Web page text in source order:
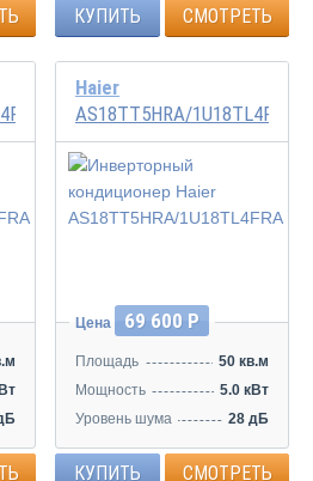
КУПИТЬ СМОТРЕТЬ
Haier
AS18TT5HRA/1U18TL4FRA
Инвертор
Цена 69 600 Р
Площадь
50 кв.м
Мощность
5.0 кВт
Уровень шума
28 дБ
КУПИТЬ СМОТРЕТЬ